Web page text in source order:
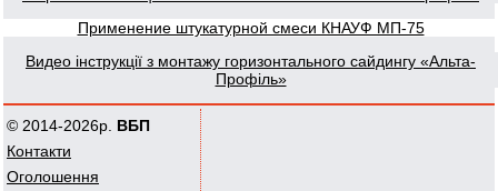
Применение штукатурной смеси КНАУФ МП-75
Видео інструкції з монтажу горизонтального сайдингу «Альта-
Профіль»
© 2014-2026р. ВБП
Контакти
Оголошення